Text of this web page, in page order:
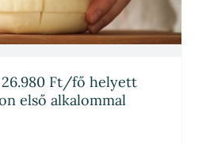
Ft/fő helyett
első alkalommal